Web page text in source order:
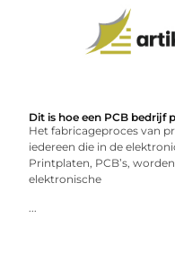
Dit is hoe een PCB bedrijf
Het fabricageproces van
iedereen die in de
Printplaten, PCB’s,
elektronische
...